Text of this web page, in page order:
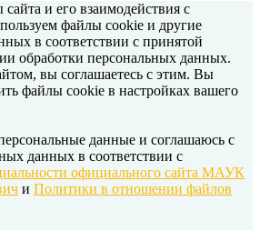
и его взаимодействия с
файлы cookie и другие
в соответствии с принятой
обработки персональных данных.
вы соглашаетесь с этим. Вы
файлы cookie в настройках вашего
данные и соглашаюсь с
данных в соответствии с
официального сайта МАУК
и Политики в отношении файлов